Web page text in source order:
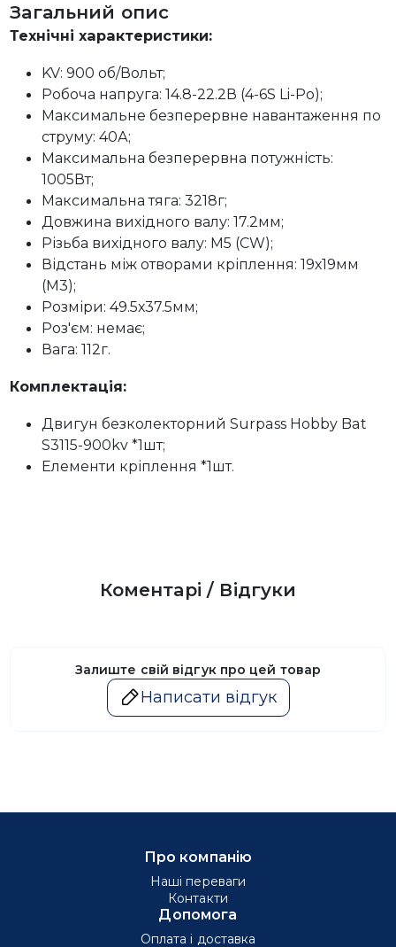
Загальний опис
Технічні характеристики:
KV: 900 об/Вольт;
Робоча напруга: 14.8-22.2В (4-6S Li-Po);
Максимальне безперервне навантаження по
струму: 40А;
Максимальна безперервна потужність:
1005Вт;
Максимальна тяга: 3218г;
Довжина вихідного валу: 17.2мм;
Різьба вихідного валу: М5 (CW);
Відстань між отворами кріплення: 19х19мм
(М3);
Розміри: 49.5х37.5мм;
Роз'єм: немає;
Вага: 112г.
Комплектація:
Двигун безколекторний Surpass Hobby Bat
S3115-900kv *1шт;
Елементи кріплення *1шт.
Коментарі / Відгуки
Залиште свій відгук про цей товар
Написати відгук
Про компанію
Наші переваги
Контакти
Допомога
Оплата і доставка